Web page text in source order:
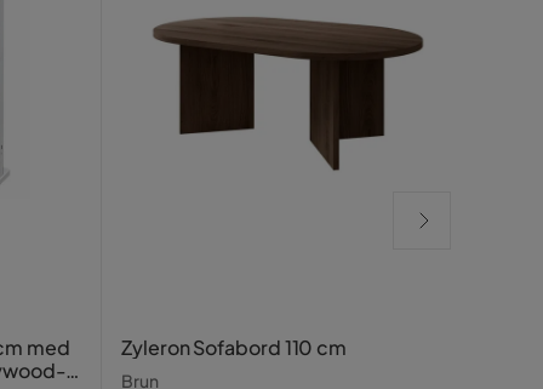
med
Zyleron Sofabord 110 cm
Brun